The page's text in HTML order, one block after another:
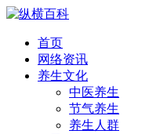
首页
网络资讯
养生文化
中医养生
节气养生
养生人群